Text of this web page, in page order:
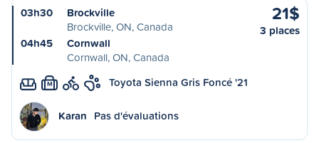
03h30
Brockville
Brockville, ON, Canada
04h45
Cornwall
Cornwall, ON, Canada
21$
3 places
M Toyota Sienna Gris Foncé '21
Karan Pas d'évaluations